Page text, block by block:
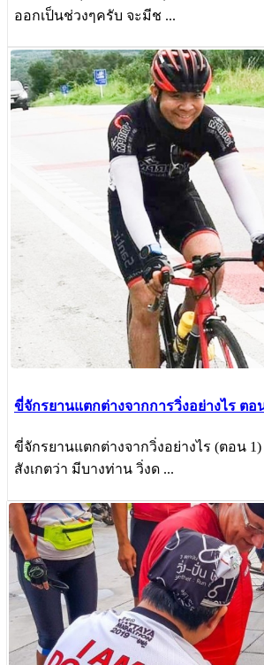
ออกเป็นช่วงๆครับ จะมีช ...
ขี่จักรยานแตกต่างจากการวิ่งอย่างไร ตอ
ขี่จักรยานแตกต่างจากวิ่งอย่างไร (ตอน
สังเกตว่า มีบางท่าน วิ่งด ...